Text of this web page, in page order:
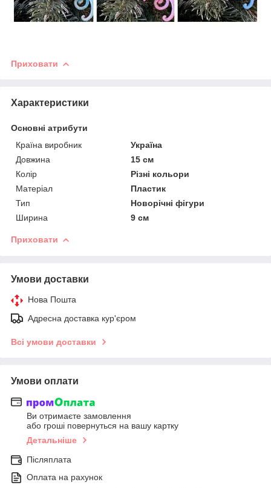
Приховати
Характеристики
Основні атрибути
Країна виробник
Україна
Довжина
15 см
Колір
Різні кольори
Матеріал
Пластик
Тип
Новорічні фігури
Ширина
9 см
Приховати
Умови доставки
Нова Пошта
Адресна доставка кур'єром
Всі умови доставки
Умови оплати
Ви отримаєте замовлення
або гроші повернуться на вашу картку
Детальніше
Післяплата
Оплата на рахунок